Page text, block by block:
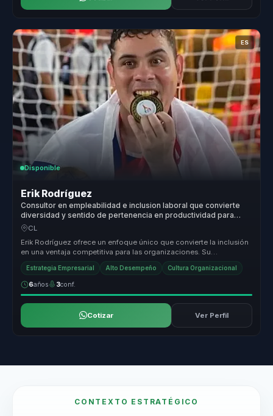
ES
Disponible
Erik Rodríguez
Consultor en empleabilidad e inclusion laboral que convierte
diversidad y sentido de pertenencia en productividad para
lideres y equipos.
CL
Erik Rodríguez ofrece un enfoque único que convierte la inclusión
en una ventaja competitiva para las organizaciones. Su
metodología se c...
Estrategia Empresarial Alto Desempeño Cultura Organizacional
6años 3conf.
Cotizar Ver Perfil
CONTEXTO ESTRATÉGICO